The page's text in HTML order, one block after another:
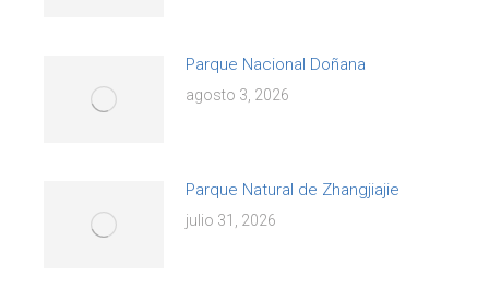
Parque Nacional Doñana
agosto 3, 2026
Parque Natural de Zhangjiajie
julio 31, 2026